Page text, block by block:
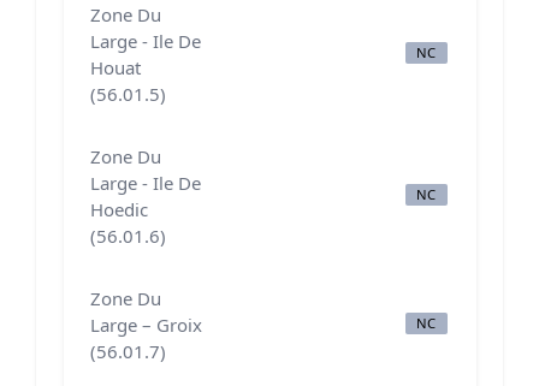
Zone Du
Large - Ile De
Houat
(56.01.5)
NC
Zone Du
Large - Ile De
Hoedic
(56.01.6)
NC
Zone Du
Large – Groix
(56.01.7)
NC